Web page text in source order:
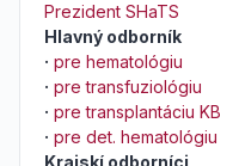
Prezident SHaTS
Hlavný odborník
· pre hematológiu
· pre transfuziológiu
· pre transplantáciu KB
· pre det. hematológiu
Krajskí odborníci